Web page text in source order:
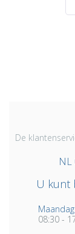
De
NL
U kunt
08:30 -